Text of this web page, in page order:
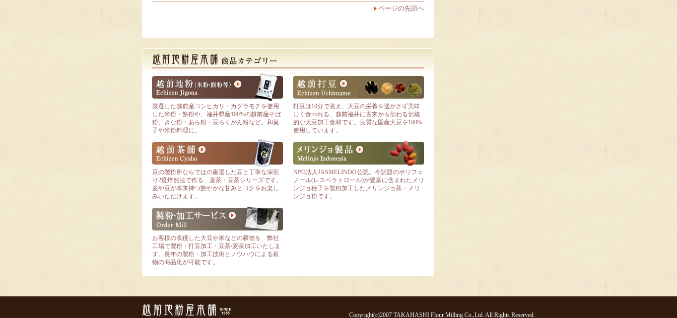
ページの先頭へ
厳選した越前産コシヒカリ・カグラモチを使用
した米粉・餅粉や、福井県産100%の越前産そば
粉、きな粉・あら粉・豆らくがん粉など。和菓
子や米粉料理に。
豆の製粉所ならではの厳選した豆と丁寧な深煎
り2度焙然法で作る、麦茶・豆茶シリーズです。
麦や豆が本来持つ艶やかな甘みとコクをお楽し
みいただけます。
お客様の収穫した大豆や米などの穀物を、弊社
工場で製粉・打豆加工・豆茶/麦茶加工いたしま
す。長年の製粉・加工技術とノウハウによる穀
物の商品化が可能です。
打豆は10分で煮え、大豆の栄養を逃がさず美味
しく食べれる、越前福井に古来から伝わる伝統
的な大豆加工食材です。良質な国産大豆を100%
使用しています。
NPO法人JASMELINDO公認。今話題のポリフェ
ノール(レスベラトロール)が豊富に含まれたメリ
ンジョ種子を製粉加工したメリンジョ茶・メリ
ンジョ粉です。
Copyright(c)2007 TAKAHASHI Flour Milling Co.,Ltd. All Rights Reserved.